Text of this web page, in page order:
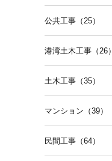
公共工事（25）
港湾土木工事（26）
土木工事（35）
マンション（39）
民間工事（64）